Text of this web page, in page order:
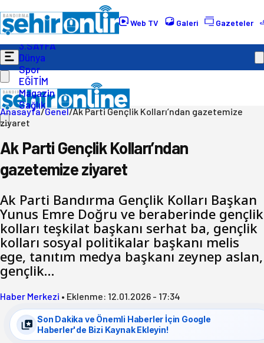
Web TV Galeri Gazeteler
Gündem
Ekonomi
Politika
3.SAYFA
Dünya
Spor
EĞİTİM
Magazin
Sağlık
Anasayfa/Genel/Ak Parti Gençlik Kolları’ndan gazetemize
ziyaret
Ak Parti Gençlik Kolları’ndan
gazetemize ziyaret
Ak Parti Bandırma Gençlik Kolları Başkan
Yunus Emre Doğru ve beraberinde gençlik
kolları teşkilat başkanı serhat ba, gençlik
kolları sosyal politikalar başkanı melis
ege, tanıtım medya başkanı zeynep aslan,
gençlik…
Haber Merkezi • Eklenme: 12.01.2026 - 17:34
Son Dakika ve Önemli Haberler İçin Google
Haberler'de Bizi Kaynak Ekleyin!